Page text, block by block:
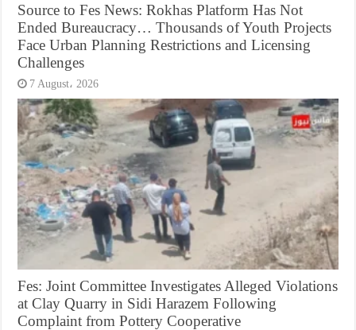
Source to Fes News: Rokhas Platform Has Not
Ended Bureaucracy… Thousands of Youth Projects
Face Urban Planning Restrictions and Licensing
Challenges
7 August، 2026
Fes: Joint Committee Investigates Alleged Violations
at Clay Quarry in Sidi Harazem Following
Complaint from Pottery Cooperative